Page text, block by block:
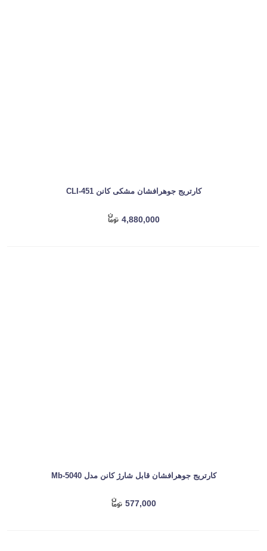
کارتریج جوهرافشان مشکی کانن CLI-451
4,880,000
کارتریج جوهرافشان قابل شارژ کانن مدل Mb-5040
577,000